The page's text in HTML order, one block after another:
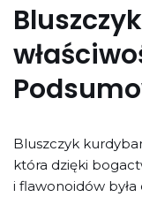
Bluszczyk
która dzięki
i flawonoidów